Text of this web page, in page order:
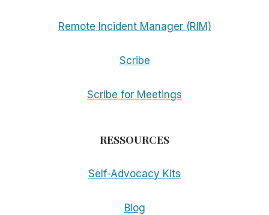
Remote Incident Manager (RIM)
Scribe
Scribe for Meetings
RESSOURCES
Self-Advocacy Kits
Blog